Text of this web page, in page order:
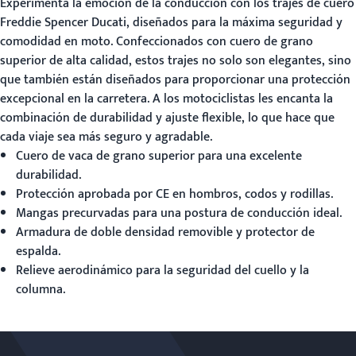
Freddie Spencer Ducati, diseñados para la máxima seguridad y
comodidad en moto. Confeccionados con cuero de grano
superior de alta calidad, estos trajes no solo son elegantes, sino
que también están diseñados para proporcionar una protección
excepcional en la carretera. A los motociclistas les encanta la
combinación de durabilidad y ajuste flexible, lo que hace que
cada viaje sea más seguro y agradable.
Cuero de vaca de grano superior para una excelente
durabilidad.
Protección aprobada por CE en hombros, codos y rodillas.
Mangas precurvadas para una postura de conducción ideal.
Armadura de doble densidad removible y protector de
espalda.
Relieve aerodinámico para la seguridad del cuello y la
columna.